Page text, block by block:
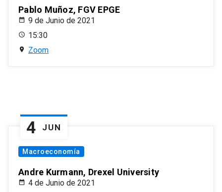
Pablo Muñoz, FGV EPGE
9 de Junio de 2021
15:30
Zoom
4 JUN
Macroeconomía
Andre Kurmann, Drexel University
4 de Junio de 2021